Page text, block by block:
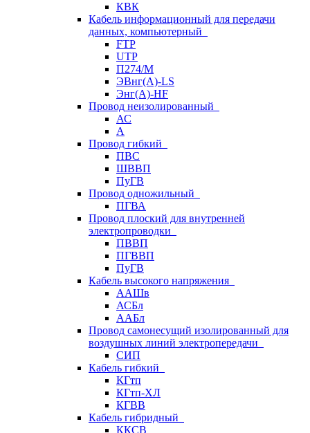
КВК
Кабель информационный для передачи
данных, компьютерный
FTP
UTP
П274/М
ЭВнг(А)-LS
Энг(А)-HF
Провод неизолированный
АС
А
Провод гибкий
ПВС
ШВВП
ПуГВ
Провод одножильный
ПГВА
Провод плоский для внутренней
электропроводки
ПВВП
ПГВВП
ПуГВ
Кабель высокого напряжения
ААШв
АСБл
ААБл
Провод самонесущий изолированный для
воздушных линий электропередачи
СИП
Кабель гибкий
КГтп
КГтп-ХЛ
КГВВ
Кабель гибридный
ККСВ